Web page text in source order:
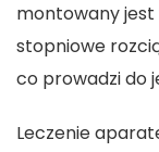
montowany jest
stopniowe
co prowadzi do
Leczenie